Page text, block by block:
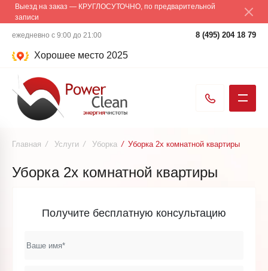
Выезд на заказ — КРУГЛОСУТОЧНО, по предварительной
записи
ежедневно с 9:00 до 21:00 8 (495) 204 18 79
Хорошее место 2025
Главная / Услуги / Уборка / Уборка 2х комнатной квартиры
Уборка 2х комнатной квартиры
Получите бесплатную консультацию